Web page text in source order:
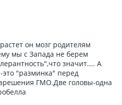
он мозг родителям
мы с Запада не берем
значит.... А
"разминка" перед
ГМО.Две головы-одна